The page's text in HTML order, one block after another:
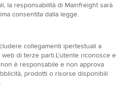
la responsabilità di Mainfreight sarà
consentita dalla legge.
collegamenti ipertestuali a
di terze parti.L’utente riconosce e
è responsabile e non approva
prodotti o risorse disponibili